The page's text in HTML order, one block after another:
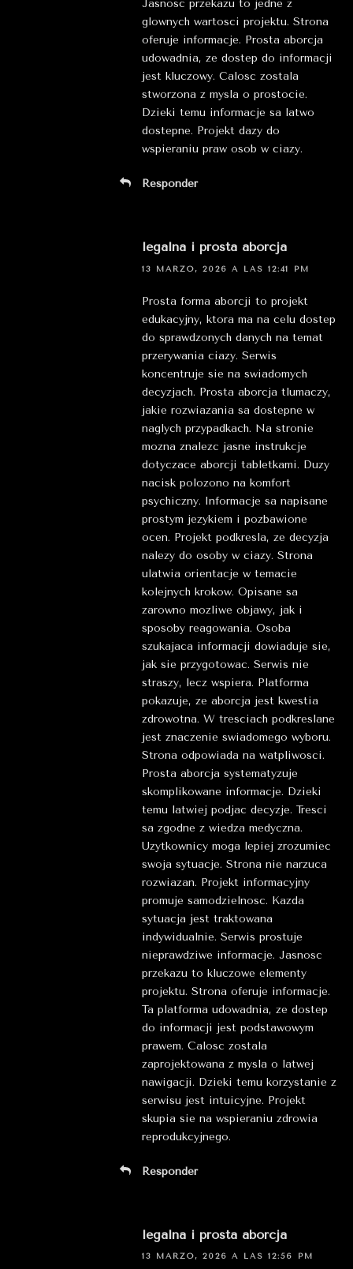
Jasnosc przekazu to jedne z
glownych wartosci projektu. Strona
oferuje informacje. Prosta aborcja
udowadnia, ze dostep do informacji
jest kluczowy. Calosc zostala
stworzona z mysla o prostocie.
Dzieki temu informacje sa latwo
dostepne. Projekt dazy do
wspieraniu praw osob w ciazy.
Responder
legalna i prosta aborcja
13 MARZO, 2026 A LAS 12:41 PM
Prosta forma aborcji to projekt
edukacyjny, ktora ma na celu dostep
do sprawdzonych danych na temat
przerywania ciazy. Serwis
koncentruje sie na swiadomych
decyzjach. Prosta aborcja tlumaczy,
jakie rozwiazania sa dostepne w
naglych przypadkach. Na stronie
mozna znalezc jasne instrukcje
dotyczace aborcji tabletkami. Duzy
nacisk polozono na komfort
psychiczny. Informacje sa napisane
prostym jezykiem i pozbawione
ocen. Projekt podkresla, ze decyzja
nalezy do osoby w ciazy. Strona
ulatwia orientacje w temacie
kolejnych krokow. Opisane sa
zarowno mozliwe objawy, jak i
sposoby reagowania. Osoba
szukajaca informacji dowiaduje sie,
jak sie przygotowac. Serwis nie
straszy, lecz wspiera. Platforma
pokazuje, ze aborcja jest kwestia
zdrowotna. W tresciach podkreslane
jest znaczenie swiadomego wyboru.
Strona odpowiada na watpliwosci.
Prosta aborcja systematyzuje
skomplikowane informacje. Dzieki
temu latwiej podjac decyzje. Tresci
sa zgodne z wiedza medyczna.
Uzytkownicy moga lepiej zrozumiec
swoja sytuacje. Strona nie narzuca
rozwiazan. Projekt informacyjny
promuje samodzielnosc. Kazda
sytuacja jest traktowana
indywidualnie. Serwis prostuje
nieprawdziwe informacje. Jasnosc
przekazu to kluczowe elementy
projektu. Strona oferuje informacje.
Ta platforma udowadnia, ze dostep
do informacji jest podstawowym
prawem. Calosc zostala
zaprojektowana z mysla o latwej
nawigacji. Dzieki temu korzystanie z
serwisu jest intuicyjne. Projekt
skupia sie na wspieraniu zdrowia
reprodukcyjnego.
Responder
legalna i prosta aborcja
13 MARZO, 2026 A LAS 12:56 PM